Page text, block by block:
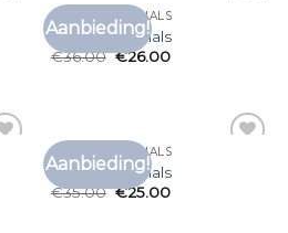
Aanbieding!
T SHIRT HOGE HALS
t shirt hoge hals
€36.00 €26.00
Aanbieding!
T SHIRT HOGE HALS
t shirt hoge hals
€35.00 €25.00